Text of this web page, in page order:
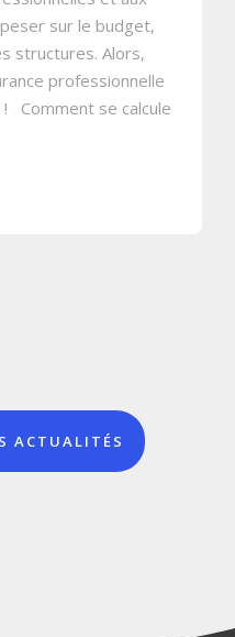
sur le budget,
structures. Alors,
professionnelle
Comment se calcule
ACTUALITÉS